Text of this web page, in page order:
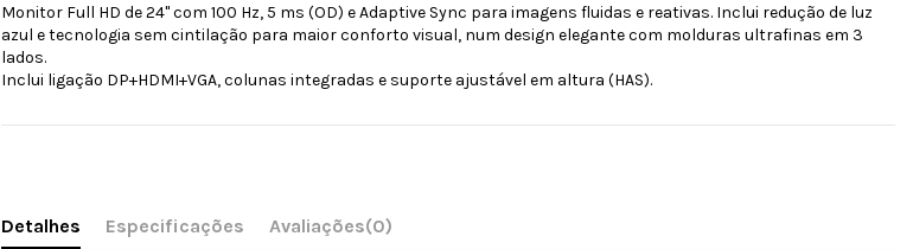
Monitor Full HD de 24" com 100 Hz, 5 ms (OD) e Adaptive Sync para imagens fluidas e reativas. Inclui redução de luz
azul e tecnologia sem cintilação para maior conforto visual, num design elegante com molduras ultrafinas em 3
lados.
Inclui ligação DP+HDMI+VGA, colunas integradas e suporte ajustável em altura (HAS).
Detalhes Especificações Avaliações(0)